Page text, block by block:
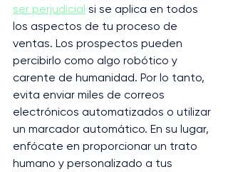
ser perjudicial si se aplica en todos
los aspectos de tu proceso de
ventas. Los prospectos pueden
percibirlo como algo robótico y
carente de humanidad. Por lo tanto,
evita enviar miles de correos
electrónicos automatizados o utilizar
un marcador automático. En su lugar,
enfócate en proporcionar un trato
humano y personalizado a tus